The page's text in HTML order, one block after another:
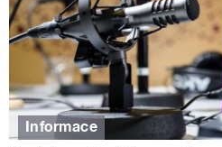
Informace